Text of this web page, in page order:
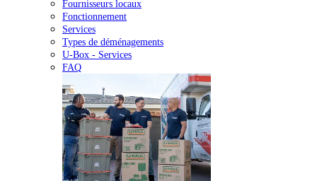
Fournisseurs locaux
Fonctionnement
Services
Types de déménagements
U-Box - Services
FAQ